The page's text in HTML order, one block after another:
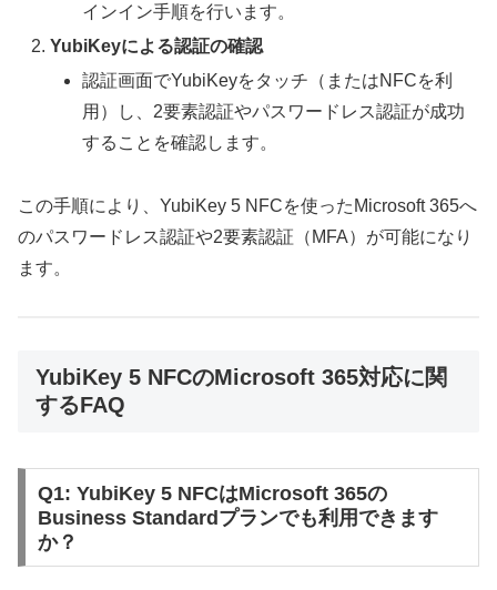
インイン手順を行います。
YubiKeyによる認証の確認
認証画面でYubiKeyをタッチ（またはNFCを利
用）し、2要素認証やパスワードレス認証が成功
することを確認します。
この手順により、YubiKey 5 NFCを使ったMicrosoft 365へ
のパスワードレス認証や2要素認証（MFA）が可能になり
ます。
YubiKey 5 NFCのMicrosoft 365対応に関
するFAQ
Q1: YubiKey 5 NFCはMicrosoft 365の
Business Standardプランでも利用できます
か？